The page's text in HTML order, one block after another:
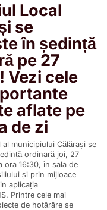
Local
se
în ședință
pe 27
Vezi cele
aflate pe
de zi
al municipiului Călărași se
ordinară joi, 27
ora 16:30, în sala de
și prin mijloace
aplicația
Printre cele mai
de hotărâre se